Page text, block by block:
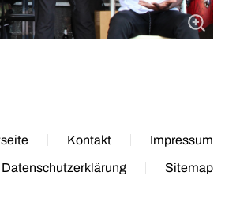
Kontakt Impressum
Datenschutzerklärung Sitemap